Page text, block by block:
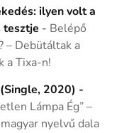
ilyen volt a
tesztje - Belépő
– Debütáltak a
a Tixa-n!
2020) -
Lámpa Ég” –
nyelvű dala